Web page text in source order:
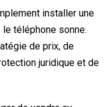
installer une
téléphone sonne.
de prix, de
juridique et de